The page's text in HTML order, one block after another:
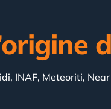
, INAF, Meteoriti,